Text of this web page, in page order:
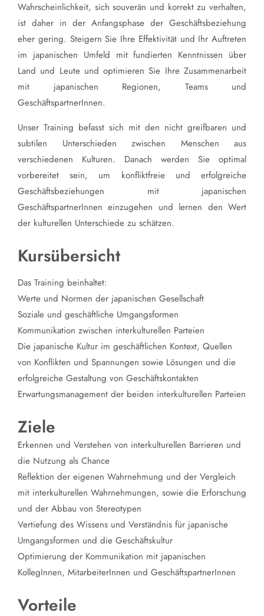
Wahrscheinlichkeit, sich souverän und korrekt zu verhalten,
ist daher in der Anfangsphase der Geschäftsbeziehung
eher gering. Steigern Sie Ihre Effektivität und Ihr Auftreten
im japanischen Umfeld mit fundierten Kenntnissen über
Land und Leute und optimieren Sie Ihre Zusammenarbeit
mit japanischen Regionen, Teams und
GeschäftspartnerInnen.
Unser Training befasst sich mit den nicht greifbaren und
subtilen Unterschieden zwischen Menschen aus
verschiedenen Kulturen. Danach werden Sie optimal
vorbereitet sein, um konfliktfreie und erfolgreiche
Geschäftsbeziehungen mit japanischen
GeschäftspartnerInnen einzugehen und lernen den Wert
der kulturellen Unterschiede zu schätzen.
Kursübersicht
Das Training beinhaltet:
Werte und Normen der japanischen Gesellschaft
Soziale und geschäftliche Umgangsformen
Kommunikation zwischen interkulturellen Parteien
Die japanische Kultur im geschäftlichen Kontext, Quellen
von Konflikten und Spannungen sowie Lösungen und die
erfolgreiche Gestaltung von Geschäftskontakten
Erwartungsmanagement der beiden interkulturellen Parteien
Ziele
Erkennen und Verstehen von interkulturellen Barrieren und
die Nutzung als Chance
Reflektion der eigenen Wahrnehmung und der Vergleich
mit interkulturellen Wahrnehmungen, sowie die Erforschung
und der Abbau von Stereotypen
Vertiefung des Wissens und Verständnis für japanische
Umgangsformen und die Geschäftskultur
Optimierung der Kommunikation mit japanischen
KollegInnen, MitarbeiterInnen und GeschäftspartnerInnen
Vorteile